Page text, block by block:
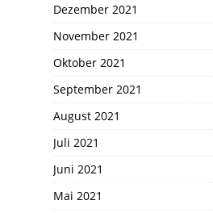
Dezember 2021
November 2021
Oktober 2021
September 2021
August 2021
Juli 2021
Juni 2021
Mai 2021